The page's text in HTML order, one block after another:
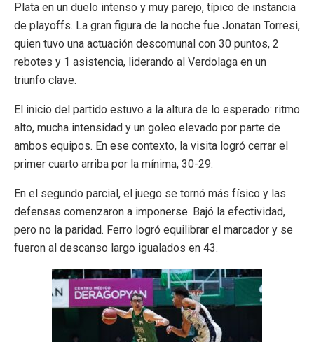
Plata en un duelo intenso y muy parejo, típico de instancia
de playoffs. La gran figura de la noche fue Jonatan Torresi,
quien tuvo una actuación descomunal con 30 puntos, 2
rebotes y 1 asistencia, liderando al Verdolaga en un
triunfo clave.
El inicio del partido estuvo a la altura de lo esperado: ritmo
alto, mucha intensidad y un goleo elevado por parte de
ambos equipos. En ese contexto, la visita logró cerrar el
primer cuarto arriba por la mínima, 30-29.
En el segundo parcial, el juego se tornó más físico y las
defensas comenzaron a imponerse. Bajó la efectividad,
pero no la paridad. Ferro logró equilibrar el marcador y se
fueron al descanso largo igualados en 43.